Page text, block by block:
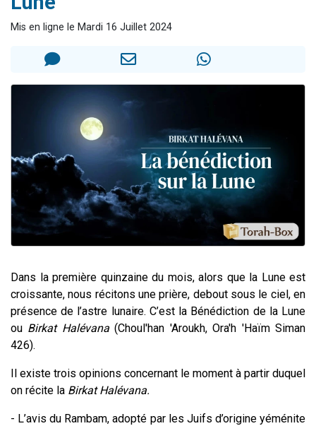
2 personnes viennent de faire un don pour Reloger Rivka, 6 enfants, victime de violences...
Mis en ligne le Mardi 16 Juillet 2024
Dans la première quinzaine du mois, alors que la Lune est
croissante, nous récitons une prière, debout sous le ciel, en
présence de l’astre lunaire. C’est la Bénédiction de la Lune
ou Birkat Halévana(Choul'han 'Aroukh, Ora'h 'Haïm Siman
426).
Il existe trois opinions concernant le moment à partir duquel
on récite la Birkat Halévana.
- L’avis du Rambam, adopté par les Juifs d’origine yéménite